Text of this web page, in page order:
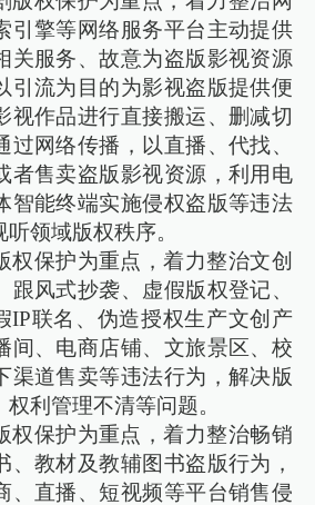
引擎等网络服务平台主动提供
关服务、故意为盗版影视资源
引流为目的为影视盗版提供便
视作品进行直接搬运、删减切
过网络传播，以直播、代找、
者售卖盗版影视资源，利用电
智能终端实施侵权盗版等违法
领域版权秩序。
权保护为重点，着力整治文创
跟风式抄袭、虚假版权登记、
IP联名、伪造授权生产文创产
间、电商店铺、文旅景区、校
渠道售卖等违法行为，解决版
利管理不清等问题。
权保护为重点，着力整治畅销
、教材及教辅图书盗版行为，
、直播、短视频等平台销售侵